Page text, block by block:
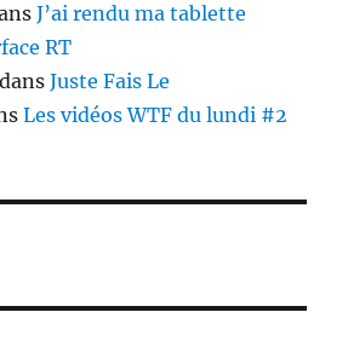
J’ai rendu ma tablette
RT
dansJuste Fais Le
Les vidéos WTF du lundi #2